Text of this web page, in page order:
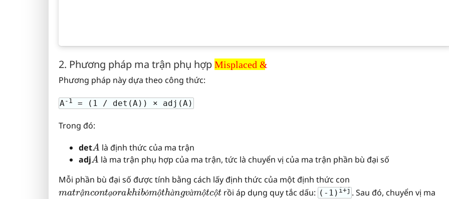
2. Phương pháp ma trận phụ hợp Misplaced &
Misplaced &
Phương pháp này dựa theo công thức:
A-1 = (1 / det(A)) × adj(A)
Trong đó:
det
A
là định thức của ma trận
adj
A
là ma trận phụ hợp của ma trận, tức là chuyển vị của ma trận phần bù đại số
Mỗi phần bù đại số được tính bằng cách lấy định thức của một định thức con
ậ ạ ỏ ộ à à ộ ộ
ma trậnc on tạorakhib ỏmộthàngvà mộtcột
rồi áp dụng quy tắc dấu: (-1) i+j . Sau đó, chuyển vị ma